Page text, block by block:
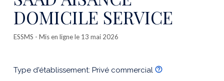
DOMICILE SERVICE
ESSMS - Mis en ligne le 13 mai 2026
Type d'établissement: Privé commercial